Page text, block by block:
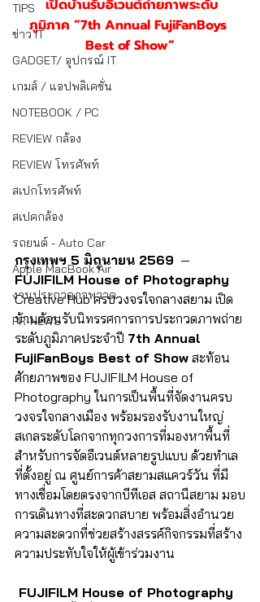
TIPS
ข่าว IT
GADGET/ อุปกรณ์ IT
เกมส์ / แอปพลิเคชั่น
NOTEBOOK / PC
REVIEW กล้อง
REVIEW โทรศัพท์
สเปกโทรศัพท์
สเปคกล้อง
รถยนต์ - Auto Car
Apple MacBook Air
งานประกวดภาพวาด
PR-NEWS
ภูมิภาค “7th Annual FujiFanBoys
Best of Show”
กรุงเทพฯ 5 มิถุนายน 2569 —
FUJIFILM House of Photography
Creative Hub ครบวงจรใจกลางสยาม เปิด
บ้านต้อนรับนิทรรศการการประกวดภาพถ่าย
ระดับภูมิภาคประจำปี 7th Annual
FujiFanBoys Best of Show สะท้อน
ศักยภาพของ FUJIFILM House of
Photography ในการเป็นพื้นที่จัดงานครบ
วงจรใจกลางเมือง พร้อมรองรับงานใหญ่
สเกลระดับโลกจากทุกวงการที่มองหาพื้นที่
สำหรับการจัดอีเวนต์หลายรูปแบบ ด้วยทำเล
ที่ตั้งอยู่ ณ ศูนย์การค้าสยามสแควร์วัน ที่มี
ทางเชื่อมโดยตรงจากบีทีเอส สถานีสยาม มอบ
การเดินทางที่สะดวกสบาย พร้อมสิ่งอำนวย
ความสะดวกที่ช่วยสร้างสรรค์กิจกรรมที่สร้าง
ความประทับใจให้ผู้เข้าร่วมงาน
FUJIFILM House of Photography